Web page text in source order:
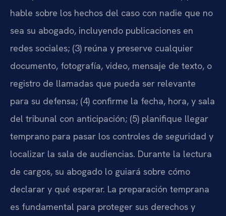
hable sobre los hechos del caso con nadie que no
sea su abogado, incluyendo publicaciones en
redes sociales; (3) reúna y preserve cualquier
documento, fotografía, video, mensaje de texto, o
registro de llamadas que pueda ser relevante
para su defensa; (4) confirme la fecha, hora, y sala
del tribunal con anticipación; (5) planifique llegar
temprano para pasar los controles de seguridad y
localizar la sala de audiencias. Durante la lectura
de cargos, su abogado lo guiará sobre cómo
declarar y qué esperar. La preparación temprana
es fundamental para proteger sus derechos y